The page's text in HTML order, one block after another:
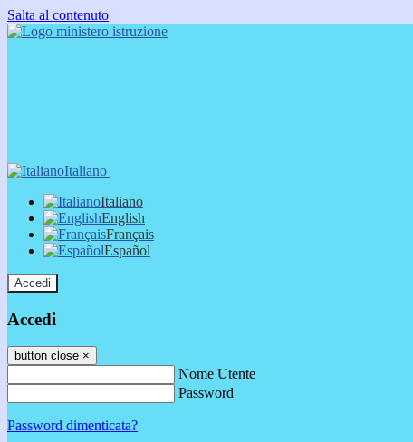
Salta al contenuto
Italiano
Italiano
English
Français
Español
Accedi
Accedi
button close ×
Nome Utente
Password
Password dimenticata?